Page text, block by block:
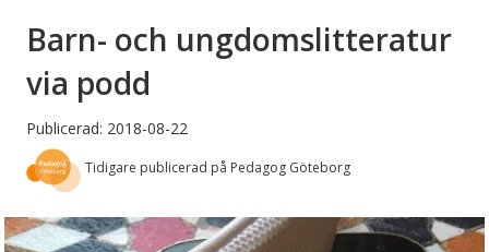
Barn- och ungdomslitteratur
via podd
Publicerad: 2018-08-22
Tidigare publicerad på Pedagog Göteborg